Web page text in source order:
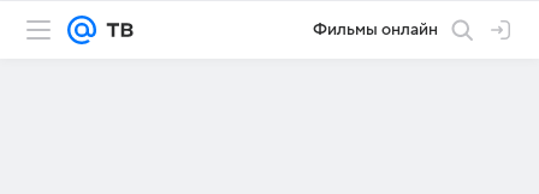
Фильмы онлайн